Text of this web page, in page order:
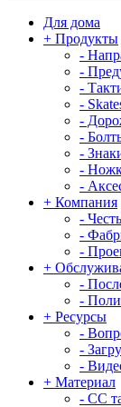
Для дома
+ Продукты
-
-
-
-
-
-
-
-
-
+ Компания
-
-
-
+
-
-
+ Ресурсы
-
-
-
+ Материал
- СС